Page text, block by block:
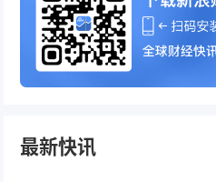
最新快讯